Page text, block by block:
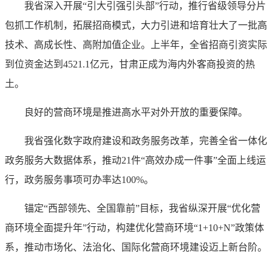
我省深入开展“引大引强引头部”行动，推行省级领导分片
包抓工作机制，拓展招商模式，大力引进和培育壮大了一批高
技术、高成长性、高附加值企业。上半年，全省招商引资实际
到位资金达到4521.1亿元，甘肃正成为海内外客商投资的热
土。
良好的营商环境是推进高水平对外开放的重要保障。
我省强化数字政府建设和政务服务改革，完善全省一体化
政务服务大数据体系，推动21件“高效办成一件事”全面上线运
行，政务服务事项可办率达100%。
锚定“西部领先、全国靠前”目标，我省纵深开展“优化营
商环境全面提升年”行动，构建优化营商环境“1+10+N”政策体
系，推动市场化、法治化、国际化营商环境建设迈上新台阶。